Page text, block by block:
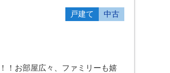
戸建て 中古
！お部屋広々、ファミリーも嬉